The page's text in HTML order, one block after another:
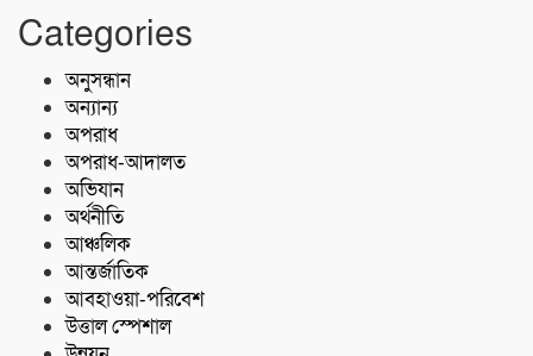
Categories
অনুসন্ধান
অন্যান্য
অপরাধ
অপরাধ-আদালত
অভিযান
অর্থনীতি
আঞ্চলিক
আন্তর্জাতিক
আবহাওয়া-পরিবেশ
উত্তাল স্পেশাল